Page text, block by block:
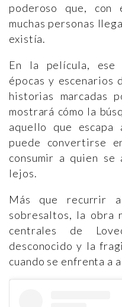
poderoso que, con
muchas personas
existía.
En la película,
épocas y escenarios
historias marcadas
mostrará cómo la
aquello que escapa
puede convertirse
consumir a quien se
lejos.
Más que recurrir
sobresaltos, la obra
centrales de
desconocido y la
cuando se enfrenta a